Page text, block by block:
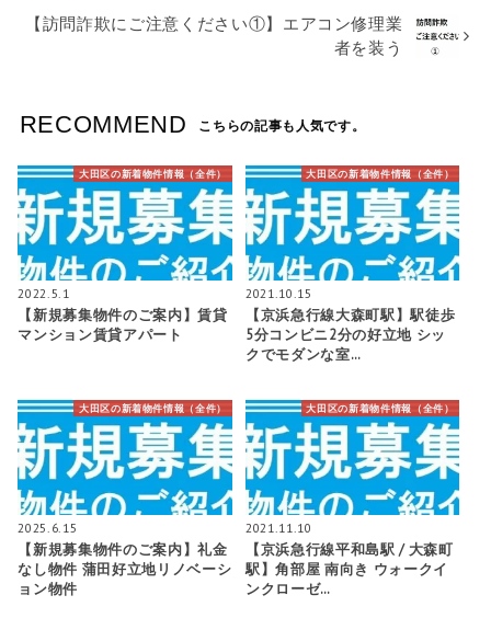
【訪問詐欺にご注意ください①】エアコン修理業
者を装う
RECOMMEND こちらの記事も人気です。
大田区の新着物件情報（全件）
2022.5.1
【新規募集物件のご案内】賃貸
マンション賃貸アパート
大田区の新着物件情報（全件）
2021.10.15
【京浜急行線大森町駅】駅徒歩
5分コンビニ2分の好立地 シッ
クでモダンな室…
大田区の新着物件情報（全件）
2025.6.15
【新規募集物件のご案内】礼金
なし物件 蒲田好立地リノベーシ
ョン物件
大田区の新着物件情報（全件）
2021.11.10
【京浜急行線平和島駅 / 大森町
駅】角部屋 南向き ウォークイ
ンクローゼ…